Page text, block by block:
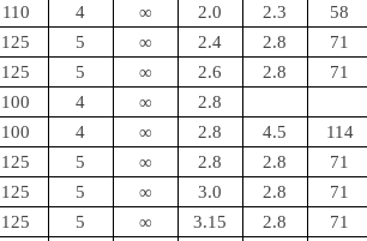
110 4 ∞ 2.0 2.3
58
125 5 ∞ 2.4 2.8
71
125 5 ∞ 2.6 2.8
71
100 4 ∞
2.8
100 4 ∞ 2.8 4.5
114
125 5 ∞ 2.8 2.8
71
125 5 ∞ 3.0 2.8
71
125 5 ∞ 3.15 2.8
71